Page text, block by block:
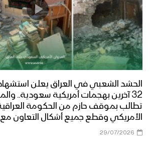
32 آخرين بهجمات أمريكية سعودية..
تطالب بموقف حازم من الحكومة
الأمريكي وقطع جميع أشكال التعاون
29/07/2026